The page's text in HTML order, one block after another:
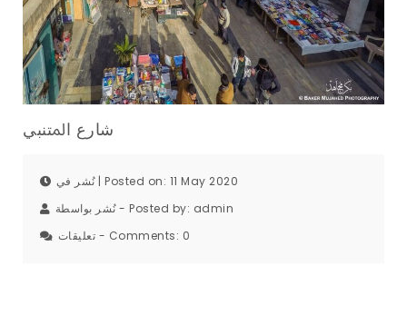
ﺷﺎرع اﳌﺘﻨﺒﻲ
نُشر في | Posted on: 11 May 2020
نُشر بواسطة - Posted by: admin
تعليقات - Comments: 0